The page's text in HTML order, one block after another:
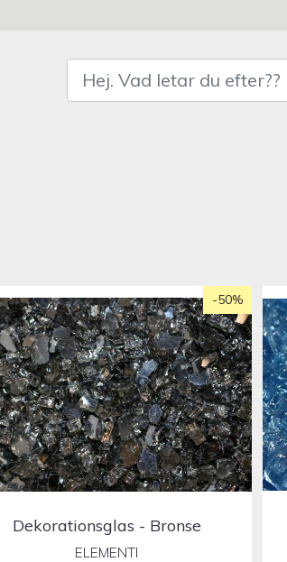
-50%
Dekorationsglas - Bronse
ELEMENTI